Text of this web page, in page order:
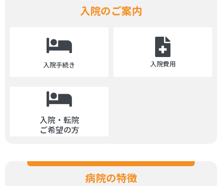
入院のご案内
入院手続き 入院費用
入院・転院
ご希望の方
病院の特徴